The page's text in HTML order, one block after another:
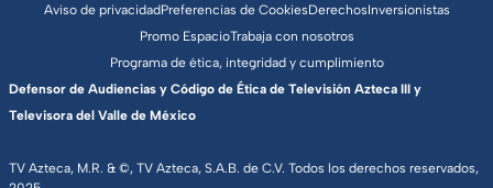
TV Azteca, M.R. & ©, TV Azteca, S.A.B. de C.V. Todos los derechos reservados,
Aviso de privacidadPreferencias de CookiesDerechosInversionistas
Promo EspacioTrabaja con nosotros
Programa de ética, integridad y cumplimiento
Defensor de Audiencias y Código de Ética de Televisión Azteca III y
Televisora del Valle de México